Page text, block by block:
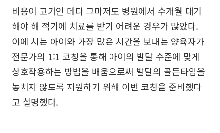
비용이 고가인 데다 그마저도 병원에서 수개월 대기
해야 해 적기에 치료를 받기 어려운 경우가 많았다.
이에 시는 아이와 가장 많은 시간을 보내는 양육자가
전문가의 1:1 코칭을 통해 아이의 발달 수준에 맞게
상호작용하는 방법을 배움으로써 발달의 골든타임을
놓치지 않도록 지원하기 위해 이번 코칭을 준비했다
고 설명했다.